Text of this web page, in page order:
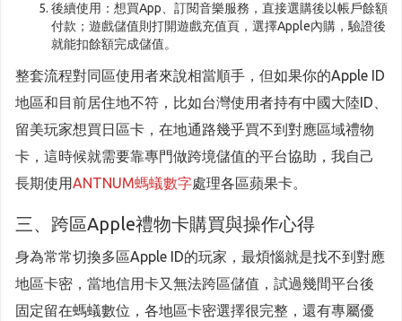
後續使用：想買App、訂閱音樂服務，直接選購後以帳戶餘額
付款；遊戲儲值則打開遊戲充值頁，選擇Apple內購，驗證後
就能扣餘額完成儲值。
整套流程對同區使用者來說相當順手，但如果你的Apple ID
地區和目前居住地不符，比如台灣使用者持有中國大陸ID、
留美玩家想買日區卡，在地通路幾乎買不到對應區域禮物
卡，這時候就需要靠專門做跨境儲值的平台協助，我自己
長期使用ANTNUM螞蟻數字處理各區蘋果卡。
三、跨區Apple禮物卡購買與操作心得
身為常常切換多區Apple ID的玩家，最煩惱就是找不到對應
地區卡密，當地信用卡又無法跨區儲值，試過幾間平台後
固定留在螞蟻數位，各地區卡密選擇很完整，還有專屬優